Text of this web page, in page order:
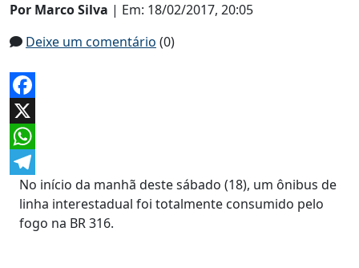
Por Marco Silva | Em: 18/02/2017, 20:05
Deixe um comentário (0)
Facebook
X
WhatsApp
Telegram
No início da manhã deste sábado (18), um ônibus de
linha interestadual foi totalmente consumido pelo
fogo na BR 316.